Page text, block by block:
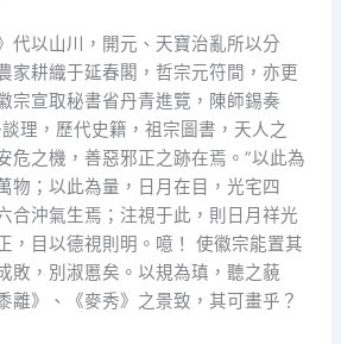
代以山川，開元、天寶治亂所以分
家耕織于延春閣，哲宗元符間，亦更
宗宣取秘書省丹青進覽，陳師錫奏
理，歷代史籍，祖宗圖書，天人之
危之機，善惡邪正之跡在焉。”以此為
物；以此為量，日月在目，光宅四
合沖氣生焉；注視于此，則日月祥光
，目以德視則明。噫！ 使徽宗能置其
敗，別淑慝矣。以規為瑱，聽之藐
離》、《麥秀》之景致，其可畫乎？